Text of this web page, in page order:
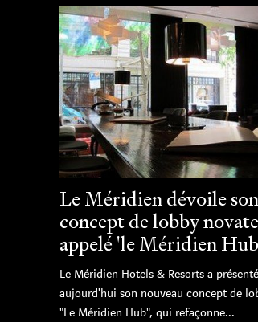
Le Méridien dévoile son
concept de lobby
appelé 'le Méridien
Le Méridien Hotels & Resorts a présenté
aujourd'hui son nouveau concept de
"Le Méridien Hub", qui refaçonne...